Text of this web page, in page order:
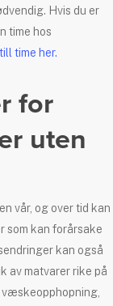
Hvis du er
time hos
time her.
for
uten
vår, og over tid kan
som kan forårsake
kan også
av matvarer rike på